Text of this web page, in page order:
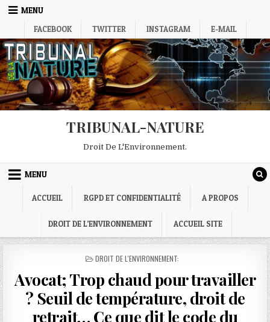
Skip
MENU
FACEBOOK
TWITTER INSTAGRAM E-MAIL
TRIBUNAL-NATURE
Droit De L'Environnement.
MENU
ACCUEIL RGPD ET CONFIDENTIALITÉ A PROPOS
DROIT DE L’ENVIRONNEMENT ACCUEIL SITE
POSTED
DROIT DE L'ENVIRONNEMENT:
Avocat; Trop chaud pour travailler
? Seuil de température, droit de
retrait… Ce que dit le code du